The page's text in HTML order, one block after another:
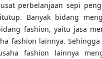
perbelanjaan sepi
Banyak bidang
fashion, yaitu jasa
fashion lainnya.
fashion lainnya